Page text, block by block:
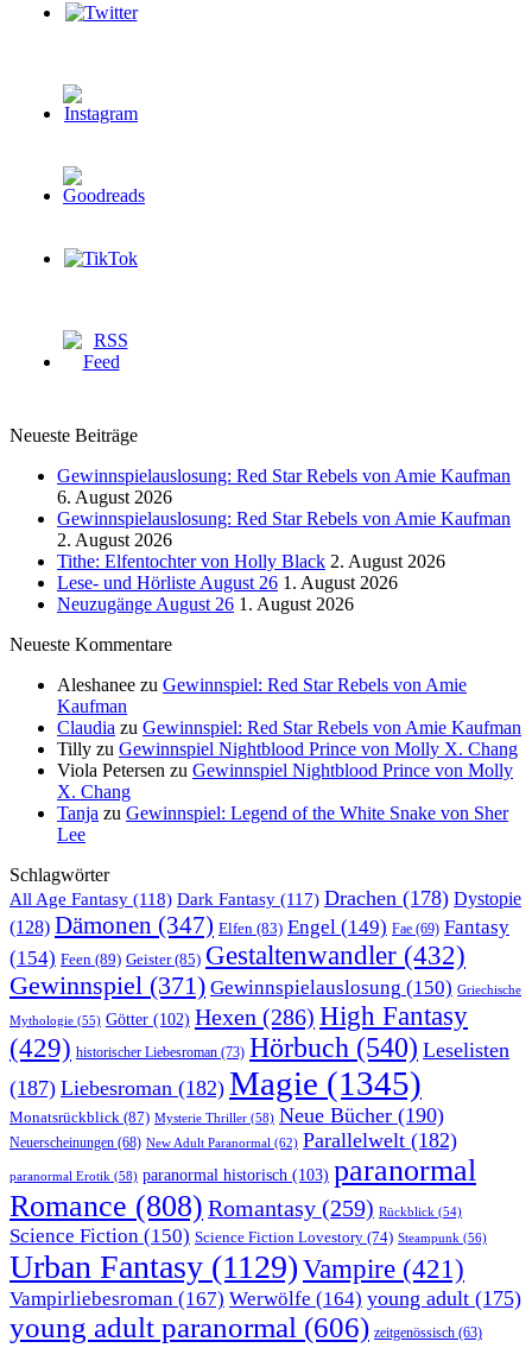
Neueste Beiträge
Gewinnspielauslosung: Red Star Rebels von Amie Kaufman
6. August 2026
Gewinnspielauslosung: Red Star Rebels von Amie Kaufman
2. August 2026
Tithe: Elfentochter von Holly Black 2. August 2026
Lese- und Hörliste August 26 1. August 2026
Neuzugänge August 26 1. August 2026
Neueste Kommentare
Aleshanee zu Gewinnspiel: Red Star Rebels von Amie
Kaufman
Claudia zu Gewinnspiel: Red Star Rebels von Amie Kaufman
Tilly zu Gewinnspiel Nightblood Prince von Molly X. Chang
Viola Petersen zu Gewinnspiel Nightblood Prince von Molly
X. Chang
Tanja zu Gewinnspiel: Legend of the White Snake von Sher
Lee
Schlagwörter
All Age Fantasy (118) Dark Fantasy (117) Drachen (178) Dystopie
(128) Dämonen (347) Elfen (83) Engel (149) Fae (69) Fantasy
(154) Feen (89) Geister(85) Gestaltenwandler (432)
Gewinnspiel (371) Gewinnspielauslosung (150) Griechische
Mythologie (55) Götter (102) Hexen (286) High Fantasy
(429) historischer Liebesroman (73) Hörbuch (540) Leselisten
(187) Liebesroman (182) Magie (1345)
Monatsrückblick (87) Mysterie Thriller (58) Neue Bücher (190)
Neuerscheinungen (68) New Adult Paranormal (62) Parallelwelt (182)
paranormal Erotik (58) paranormal historisch (103) paranormal
Romance (808) Romantasy (259) Rückblick (54)
Science Fiction (150) Science Fiction Lovestory (74) Steampunk (56)
Urban Fantasy (1129) Vampire (421)
Vampirliebesroman (167) Werwölfe (164) young adult (175)
young adult paranormal (606) zeitgenössisch (63)